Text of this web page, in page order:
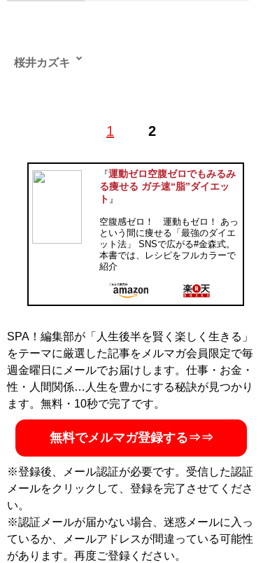
1 2
桜井カズキ
『運動ゼロ空腹ゼロでもみるみ
る痩せる ガチ速“脂”ダイエッ
ト 』
空腹感ゼロ！ 運動もゼロ！ あっ
という間に痩せる「最強のダイエ
ット法」 SNSで広がる#金森式。
本書では、レシピをフルカラーで
紹介
SPA！編集部が「人生後半を賢く楽しく生きる」
をテーマに厳選した記事をメルマガ会員限定で毎
週金曜日にメールでお届けします。仕事・お金・
性・人間関係…人生を豊かにする秘訣が見つかり
ます。無料・10秒で完了です。
無料でメルマガ登録する⇒⇒
※登録後、メール認証が必要です。受信した認証
メールをクリックして、登録を完了させてくださ
い。
※認証メールが届かない場合、迷惑メールに入っ
ているか、メールアドレスが間違っている可能性
があります。再度ご登録ください。